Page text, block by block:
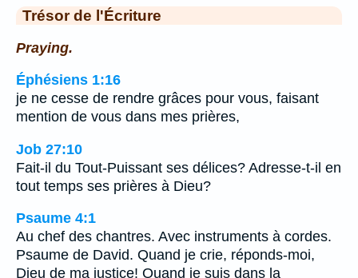
Trésor de l'Écriture
Praying.
Éphésiens 1:16
je ne cesse de rendre grâces pour vous, faisant
mention de vous dans mes prières,
Job 27:10
Fait-il du Tout-Puissant ses délices? Adresse-t-il en
tout temps ses prières à Dieu?
Psaume 4:1
Au chef des chantres. Avec instruments à cordes.
Psaume de David. Quand je crie, réponds-moi,
Dieu de ma justice! Quand je suis dans la